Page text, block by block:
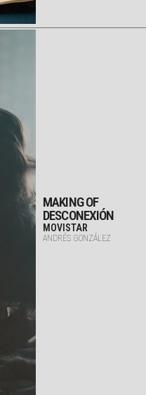
MAKING OF
DESCONEXIÓN
MOVISTAR
ANDRÉS GONZÁLEZ